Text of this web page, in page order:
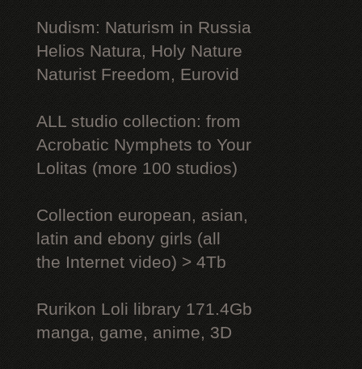
Nudism: Naturism in Russia
Helios Natura, Holy Nature
Naturist Freedom, Eurovid
ALL studio collection: from
Acrobatic Nymрhеts to Your
Lоlitаs (more 100 studios)
Collection european, asian,
latin and ebony girls (all
the Internet video) > 4Tb
Rurikon Lоli library 171.4Gb
manga, game, anime, 3D